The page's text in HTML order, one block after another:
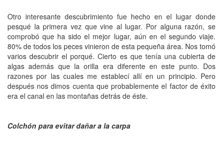
Otro interesante descubrimiento fue hecho en el lugar donde
pesqué la primera vez que vine al lugar. Por alguna razón, se
comprobó que ha sido el mejor lugar, aún en el segundo viaje.
80% de todos los peces vinieron de esta pequeña área. Nos tomó
varios descubrir el porqué. Cierto es que tenía una cubierta de
algas además que la orilla era diferente en este punto. Dos
razones por las cuales me establecí allí en un principio. Pero
después nos dimos cuenta que probablemente el factor de éxito
era el canal en las montañas detrás de éste.
Colchón para evitar dañar a la carpa